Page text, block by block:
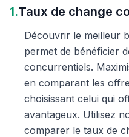
1.Taux de change
Découvrir le meilleur
permet de bénéficier
concurrentiels.
en comparant les
choisissant celui qui
avantageux. Utilisez
comparer le taux de